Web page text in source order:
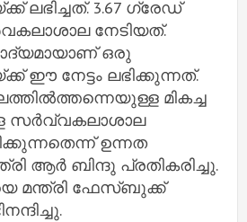
ലഭിച്ചത്. 3.67 ഗ്രേഡ്
നേടിയത്.
ഒരു
ഈ നേട്ടം ലഭിക്കുന്നത്.
മികച്ച
സര്‍വ്വകലാശാല
ഉന്നത
ആര്‍ ബിന്ദു പ്രതികരിച്ചു.
മന്ത്രി ഫേസ്ബുക്ക്